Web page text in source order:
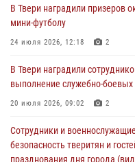
В Твери наградили призеров
мини-футболу
24 июля 2026, 12:18 2
Росгвардейцы оказали
22 июля 2026, 08:35
В Твери наградили призеров
мини-футболу
24 июля 2026, 12:18 2
В Твери наградили
выполнение служебно-боевых
20 июля 2026, 09:02 2
Сотрудники и
безопасность тверитян и
празднования дня города